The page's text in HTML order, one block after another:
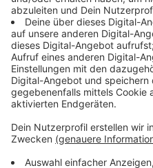
als James‘ alte Dämonen
begannen wieder
Bühne in Madrid eine
seit Jahren unter
ich noch nie." Arthur
Krankenhaus in der
abgesagt hatte. Als er
sich selbst ins Nightingale
nutzte dieses neue
und an seinem Album zu